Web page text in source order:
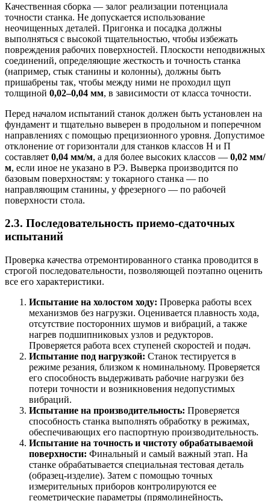
Качественная сборка — залог реализации потенциала
точности станка. Не допускается использование
неочищенных деталей. Пригонка и посадка должны
выполняться с высокой тщательностью, чтобы избежать
повреждения рабочих поверхностей. Плоскости неподвижных
соединений, определяющие жесткость и точность станка
(например, стык станины и колонны), должны быть
пришабрены так, чтобы между ними не проходил щуп
толщиной 0,02–0,04 мм, в зависимости от класса точности.
Перед началом испытаний станок должен быть установлен на
фундамент и тщательно выверен в продольном и поперечном
направлениях с помощью прецизионного уровня. Допустимое
отклонение от горизонтали для станков классов Н и П
составляет 0,04 мм/м, а для более высоких классов — 0,02 мм/
м, если иное не указано в РЭ. Выверка производится по
базовым поверхностям: у токарного станка — по
направляющим станины, у фрезерного — по рабочей
поверхности стола.
2.3. Последовательность приемо-сдаточных
испытаний
Проверка качества отремонтированного станка проводится в
строгой последовательности, позволяющей поэтапно оценить
все его характеристики.
Испытание на холостом ходу: Проверка работы всех
механизмов без нагрузки. Оценивается плавность хода,
отсутствие посторонних шумов и вибраций, а также
нагрев подшипниковых узлов и редукторов.
Проверяется работа всех ступеней скоростей и подач.
Испытание под нагрузкой: Станок тестируется в
режиме резания, близком к номинальному. Проверяется
его способность выдерживать рабочие нагрузки без
потери точности и возникновения недопустимых
вибраций.
Испытание на производительность: Проверяется
способность станка выполнять обработку в режимах,
обеспечивающих его паспортную производительность.
Испытание на точность и чистоту обрабатываемой
поверхности: Финальный и самый важный этап. На
станке обрабатывается специальная тестовая деталь
(образец-изделие). Затем с помощью точных
измерительных приборов контролируются ее
геометрические параметры (прямолинейность,